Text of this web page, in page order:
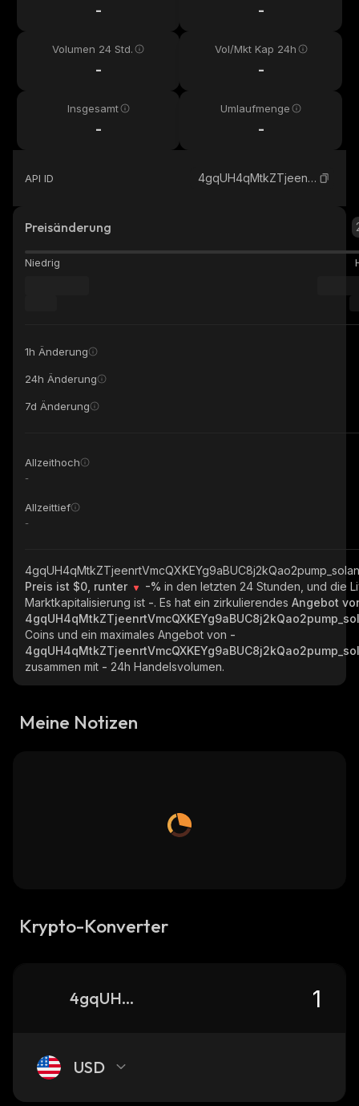
- -
Volumen 24 Std.
-
Vol/Mkt Kap 24h
-
Insgesamt
-
Umlaufmenge
-
API ID 4gqUH4qMtkZTjeenrtVmcQXKEYg9aBUC8j2kQao2pump_solana
Preisänderung
Niedrig
1h Änderung
24h Änderung
7d Änderung
Allzeithoch
-
Allzeittief
-
Preis ist $0, runter
-% in den letzten 24 Stunden, und die
Marktkapitalisierung ist -. Es hat ein zirkulierendes Angebot
Coins und ein maximales Angebot von -
zusammen mit - 24h Handelsvolumen.
Meine Notizen
Krypto-Konverter
4gqUH4qMtkZTjeenrtVmcQXKEYg9aBUC8j2kQao2pump_solana
USD